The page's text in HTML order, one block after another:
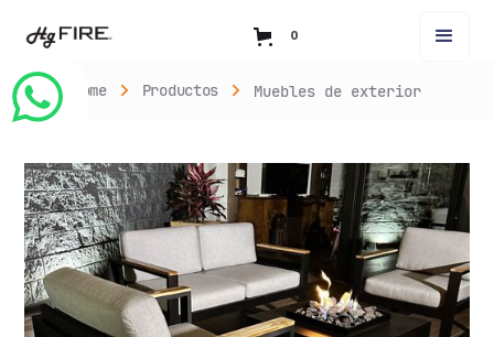
0
Home Productos Muebles de exterior